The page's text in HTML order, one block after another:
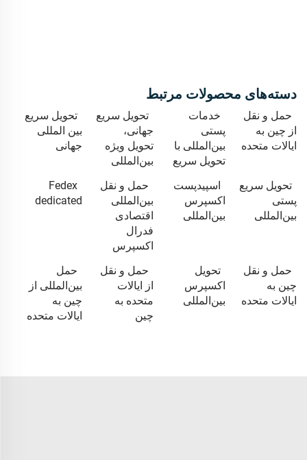
دسته‌های محصولات مرتبط
حمل و نقل
از چین به
ایالات متحده
خدمات
پستی
بین‌المللی با
تحویل سریع
تحویل سریع
جهانی،
تحویل ویژه
بین‌المللی
تحویل سریع
بین المللی
جهانی
تحویل سریع
پستی
بین‌المللی
اسپیدپست
اکسپرس
بین‌المللی
حمل و نقل
بین‌المللی
اقتصادی
فدرال
اکسپرس
Fedex
dedicated
حمل و نقل
چین به
ایالات متحده
تحویل
اکسپرس
بین‌المللی
حمل و نقل
از ایالات
متحده به
چین
حمل
بین‌المللی از
چین به
ایالات متحده